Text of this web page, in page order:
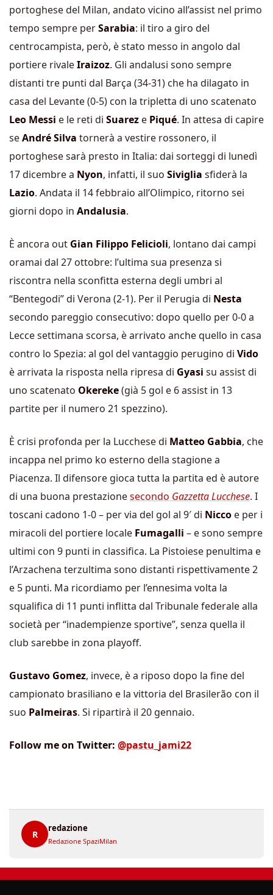
portoghese del Milan, andato vicino all’assist nel primo
tempo sempre perSarabia: il tiro a giro del
centrocampista, però, è stato messo in angolo dal
portiere rivaleIraizoz. Gli andalusi sono sempre
distanti tre punti dal Barça (34-31) che ha dilagato in
casa del Levante (0-5) con la tripletta di uno scatenato
Leo Messi e le reti di Suarez e Piqué. In attesa di capire
seAndré Silva tornerà a vestire rossonero, il
portoghese sarà presto in Italia: dai sorteggi di lunedì
17 dicembre a Nyon, infatti, il suo Siviglia sfiderà la
Lazio. Andata il 14 febbraio all’Olimpico, ritorno sei
giorni dopo in Andalusia.
È ancora out Gian Filippo Felicioli, lontano dai campi
oramai dal 27 ottobre: l’ultima sua presenza si
riscontra nella sconfitta esterna degli umbri al
“Bentegodi” di Verona (2-1). Per il Perugia di Nesta
secondo pareggio consecutivo: dopo quello per 0-0 a
Lecce settimana scorsa, è arrivato anche quello in casa
contro lo Spezia: al gol del vantaggio perugino di Vido
è arrivata la risposta nella ripresa di Gyasi su assist di
uno scatenato Okereke(già 5 gol e 6 assist in 13
partite per il numero 21 spezzino).
È crisi profonda per la Lucchese di Matteo Gabbia, che
incappa nel primo ko esterno della stagione a
Piacenza. Il difensore gioca tutta la partita ed è autore
di una buona prestazionesecondo Gazzetta Lucchese. I
toscani cadono 1-0 – per via del gol al 9′ di Nicco e per i
miracoli del portiere locale Fumagalli – e sono sempre
ultimi con 9 punti in classifica. La Pistoiese penultima e
l’Arzachena terzultima sono distanti rispettivamente 2
e 5 punti. Ma ricordiamo per l’ennesima volta la
squalifica di 11 punti inflitta dal Tribunale federale alla
società per “inadempienze sportive”, senza quella il
club sarebbe in zona playoff.
Gustavo Gomez, invece, è a riposo dopo la fine del
campionato brasiliano e la vittoria del Brasilerão con il
suo Palmeiras. Si ripartirà il 20 gennaio.
Follow me on Twitter: @pastu_jami22
R
redazione
Redazione SpaziMilan